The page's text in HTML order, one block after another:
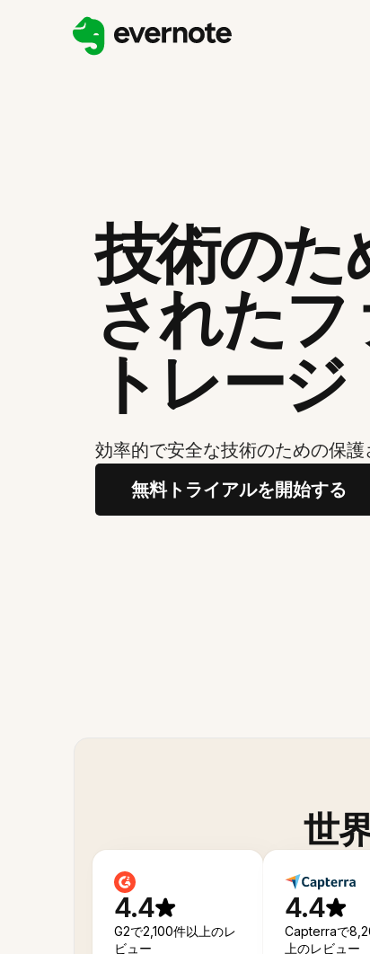
技術のた
された
トレージ
効率的で安全な技術のための保
無料トライアルを開始する
世
4.4
G2で2,100件以上のレ
ビュー
4.4
Capterraで
上のレビュー